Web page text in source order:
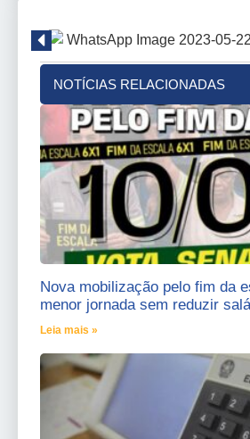
NOTÍCIAS RELACIONADAS
Nova mobilização pelo fim da
menor jornada sem reduzir
Leia mais »